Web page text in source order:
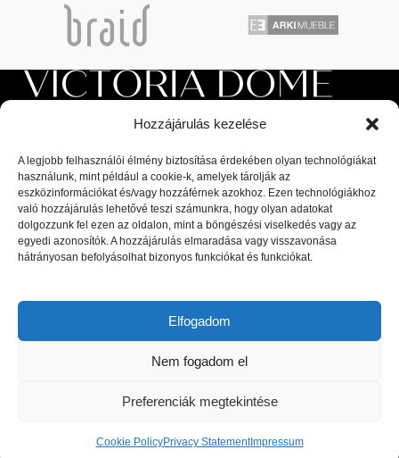
Hozzájárulás kezelése
A legjobb felhasználói élmény biztosítása érdekében olyan technológiákat
használunk, mint például a cookie-k, amelyek tárolják az
eszközinformációkat és/vagy hozzáférnek azokhoz. Ezen technológiákhoz
való hozzájárulás lehetővé teszi számunkra, hogy olyan adatokat
dolgozzunk fel ezen az oldalon, mint a böngészési viselkedés vagy az
egyedi azonosítók. A hozzájárulás elmaradása vagy visszavonása
hátrányosan befolyásolhat bizonyos funkciókat és funkciókat.
Elfogadom
Nem fogadom el
Preferenciák megtekintése
Cookie PolicyPrivacy StatementImpressum
Luxus beltéri és kültéri bútorok, valamint magas minőségű
kiegészítők a lakberendezési piac legnagyobb kiválóságaitól: olasz,
spanyol, portugál és skandináv dizájnerek díjnyertes termékei, a
1044 Budapest, Megyeri út 53.
LEGUTÓBBI BEJEGYZÉSEK